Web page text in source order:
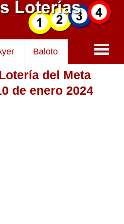
Baloto
del Meta
de enero 2024